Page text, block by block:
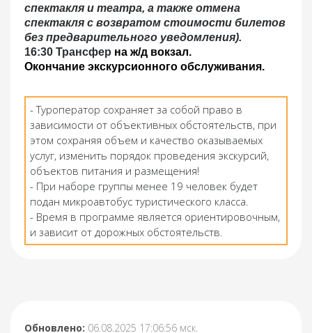
спектакля и театра, а также отмена
спектакля с возвратом стоимости билетов
без предварительного уведомления).
16:30 Трансфер на ж/д вокзал.
Окончание экскурсионного обслуживания.
- Туроператор сохраняет за собой право в
зависимости от объективных обстоятельств, при
этом сохраняя объем и качество оказываемых
услуг, изменить порядок проведения экскурсий,
объектов питания и размещения!
- При наборе группы менее 19 человек будет
подан микроавтобус туристического класса.
- Время в программе является ориентировочным,
и зависит от дорожных обстоятельств.
Обновлено: 06.08.2025 17:06:56 мск.